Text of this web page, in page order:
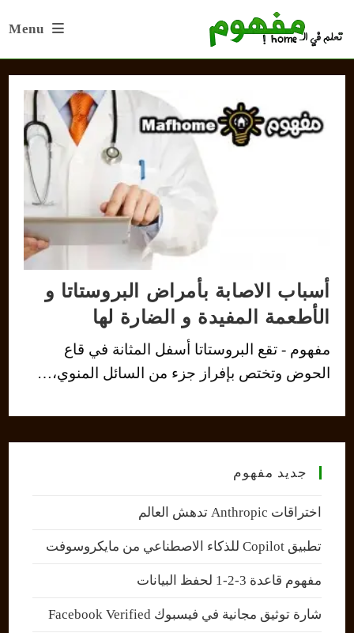
Menu
أسباب الاصابة بأمراض البروستاتا و
الأطعمة المفيدة و الضارة لها
مفهوم - تقع البروستاتا أسفل المثانة في قاع
الحوض وتختص بإفراز جزء من السائل المنوي،…
جديد مفهوم
اختراقات Anthropic تدهش العالم
تطبيق Copilot للذكاء الاصطناعي من مايكروسوفت
مفهوم قاعدة 3-2-1 لحفظ البيانات
شارة توثيق مجانية في فيسبوك Facebook Verified